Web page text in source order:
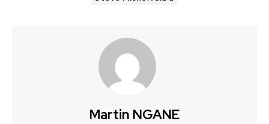
Martin NGANE